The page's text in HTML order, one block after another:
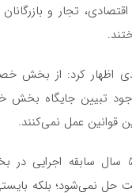
تجار و
اظهار کرد: از بخش
قوانین عمل نمی‌کنند.
وی که به گفته خودش، 53
نمی‌شود؛ بلکه